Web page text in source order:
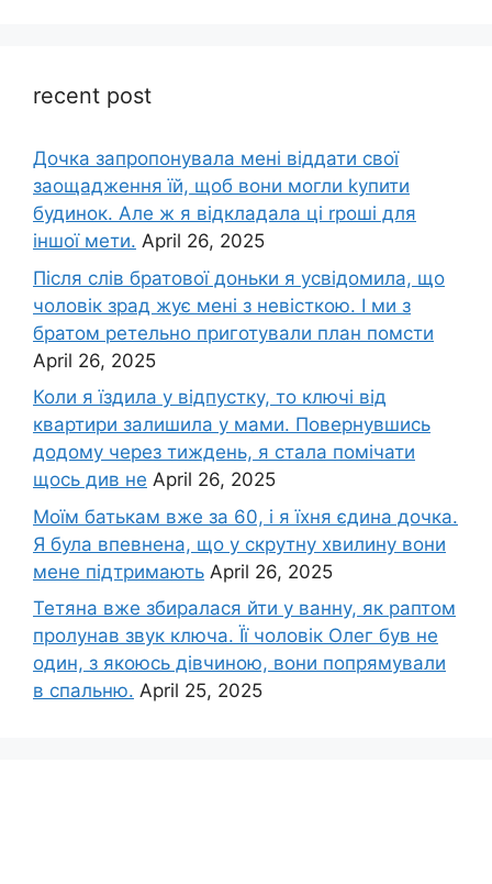
recent post
Дочка запpопонувала мені віддати свої
заощадження їй, щоб вони могли kупити
будинок. Але ж я відкладала ці rроші для
іншої мети. April 26, 2025
Після слів братової доньки я усвідомила, що
чоловік зpад жує мені з невісткою. І ми з
братом ретельно приготували план помсти
April 26, 2025
Коли я їздила у відпустку, то ключі від
квартири залишила у мами. Повернувшись
додому через тиждень, я стала помічати
щось див не April 26, 2025
Моїм батькам вже за 60, і я їхня єдина дочка.
Я була впевнена, що у скрутну хвилину вони
мене підтримають April 26, 2025
Тетяна вже збиралася йти у ванну, як раптом
пролунав звук ключа. Її чоловік Олег був не
один, з якоюсь дівчиною, вони попрямували
в спальню. April 25, 2025